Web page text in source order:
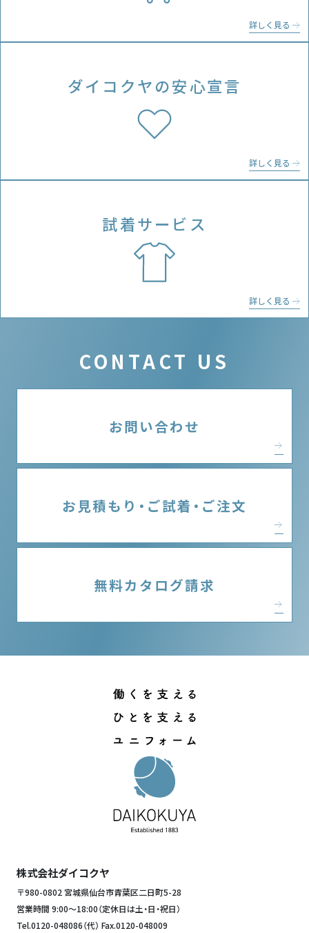
詳しく見る
ダイコクヤの安心宣言
詳しく見る
試着サービス
詳しく見る
CONTACT US
お問い合わせ
お見積もり・ご試着・ご注文
無料カタログ請求
株式会社ダイコクヤ
〒980-0802 宮城県仙台市青葉区二日町5-28
営業時間 9:00～18:00（定休日は土・日・祝日）
Tel.0120-048086（代） Fax.0120-048009